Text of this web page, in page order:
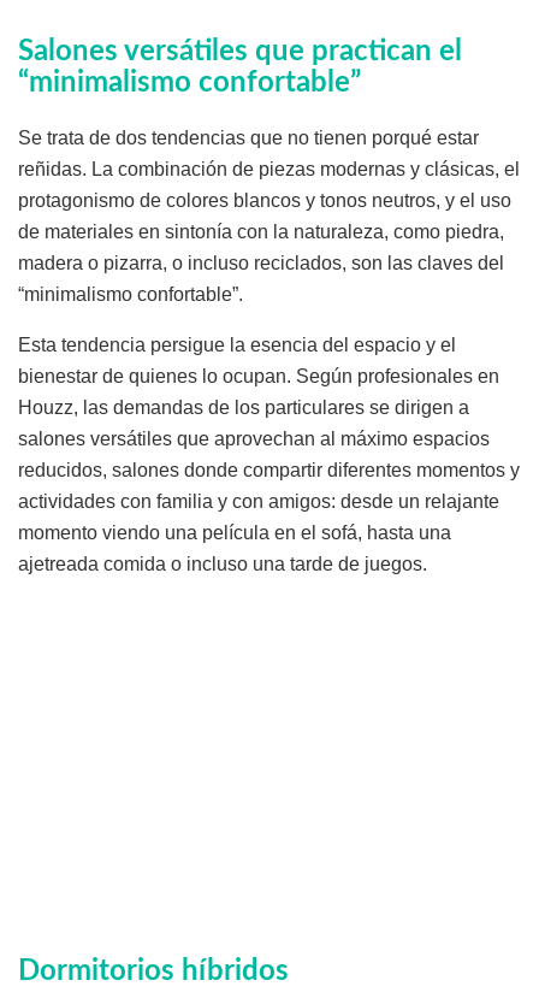
Salones versátiles que practican el
“minimalismo confortable”
Se trata de dos tendencias que no tienen porqué estar
reñidas. La combinación de piezas modernas y clásicas, el
protagonismo de colores blancos y tonos neutros, y el uso
de materiales en sintonía con la naturaleza, como piedra,
madera o pizarra, o incluso reciclados, son las claves del
“minimalismo confortable”.
Esta tendencia persigue la esencia del espacio y el
bienestar de quienes lo ocupan. Según profesionales en
Houzz, las demandas de los particulares se dirigen a
salones versátiles que aprovechan al máximo espacios
reducidos, salones donde compartir diferentes momentos y
actividades con familia y con amigos: desde un relajante
momento viendo una película en el sofá, hasta una
ajetreada comida o incluso una tarde de juegos.
Dormitorios híbridos